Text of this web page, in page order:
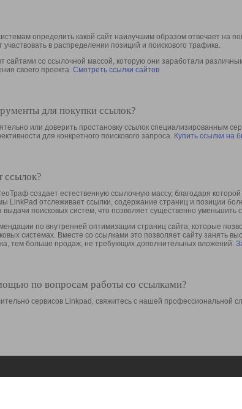
определить какой сайт наилучшим образом отвечает на
в раcпределении позиций и поискового трафика.
со ссылочной массой, которую они заработали
своего проекта. Смотреть ссылки сайтов
для покупки ссылок?
или доверить простановку ссылок специализированным
для конкретного поискового запроса. Купить ссылки на
ссылок?
создает естественную ссылочную массу, благодаря
LinkPad отслеживает ссылки, содержание страниц и позиции
поисковых систем, что позволяет существенно уменьшить
по внутренней оптимизации страниц сайта, которые
системах. Вместе со ссылками это позволяет сайту занять
тем больше продаж, не требующих дополнительных вложений.
по вопросам работы со ссылками?
сервисов Linkpad, свяжитесь с нашей